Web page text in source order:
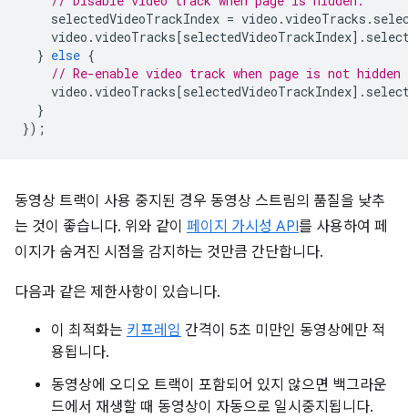
selectedVideoTrackIndex = video .videoTracks .
video .videoTracks[selectedVideoTrackIndex].
} else {
// Re-enable video track when page is not hidden
video .videoTracks[selectedVideoTrackIndex].
}
});
동영상 트랙이 사용 중지된 경우 동영상 스트림의 품질을 낮추
는 것이 좋습니다. 위와 같이 페이지 가시성 API를 사용하여 페
이지가 숨겨진 시점을 감지하는 것만큼 간단합니다.
다음과 같은 제한사항이 있습니다.
이 최적화는 키프레임 간격이 5초 미만인 동영상에만 적
용됩니다.
동영상에 오디오 트랙이 포함되어 있지 않으면 백그라운
드에서 재생할 때 동영상이 자동으로 일시중지됩니다.